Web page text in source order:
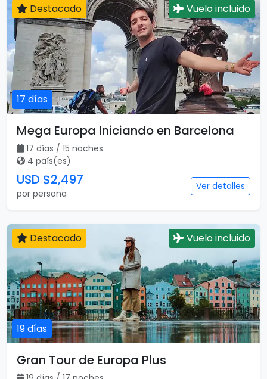
13 días / 13 noches
3 país(es)
USD $2,255
por persona
Ver detalles
17 días
Destacado Vuelo incluido
Mega Europa Iniciando en Barcelona
17 días / 15 noches
4 país(es)
USD $2,497
por persona
Ver detalles
Destacado Vuelo incluido